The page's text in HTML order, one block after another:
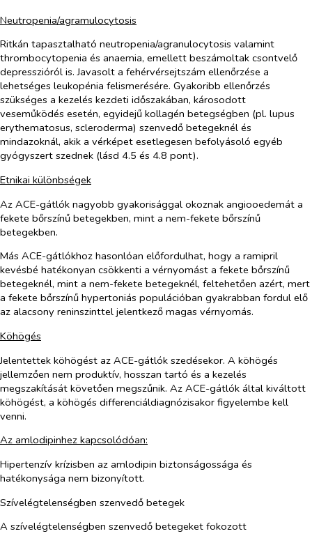
Neutropenia/agramulocytosis
Ritkán tapasztalható neutropenia/agranulocytosis valamint
thrombocytopenia és anaemia, emellett beszámoltak csontvelő
depresszióról is. Javasolt a fehérvérsejtszám ellenőrzése a
lehetséges leukopénia felismerésére. Gyakoribb ellenőrzés
szükséges a kezelés kezdeti időszakában, károsodott
veseműködés esetén, egyidejű kollagén betegségben (pl. lupus
erythematosus, scleroderma) szenvedő betegeknél és
mindazoknál, akik a vérképet esetlegesen befolyásoló egyéb
gyógyszert szednek (lásd 4.5 és 4.8 pont).
Etnikai különbségek
Az ACE-gátlók nagyobb gyakorisággal okoznak angiooedemát a
fekete bőrszínű betegekben, mint a nem-fekete bőrszínű
betegekben.
Más ACE-gátlókhoz hasonlóan előfordulhat, hogy a ramipril
kevésbé hatékonyan csökkenti a vérnyomást a fekete bőrszínű
betegeknél, mint a nem-fekete betegeknél, feltehetően azért, mert
a fekete bőrszínű hypertoniás populációban gyakrabban fordul elő
az alacsony reninszinttel jelentkező magas vérnyomás.
Köhögés
Jelentettek köhögést az ACE-gátlók szedésekor. A köhögés
jellemzően nem produktív, hosszan tartó és a kezelés
megszakítását követően megszűnik. Az ACE-gátlók által kiváltott
köhögést, a köhögés differenciáldiagnózisakor figyelembe kell
venni.
Az amlodipinhez kapcsolódóan:
Hipertenzív krízisben az amlodipin biztonságossága és
hatékonysága nem bizonyított.
Szívelégtelenségben szenvedő betegek
A szívelégtelenségben szenvedő betegeket fokozott